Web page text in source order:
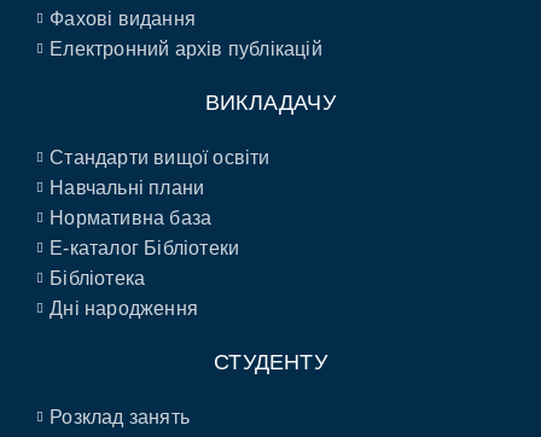
Фахові видання
Електронний архів публікацій
ВИКЛАДАЧУ
Стандарти вищої освіти
Навчальні плани
Нормативна база
E-каталог Бібліотеки
Бібліотека
Дні народження
СТУДЕНТУ
Розклад занять